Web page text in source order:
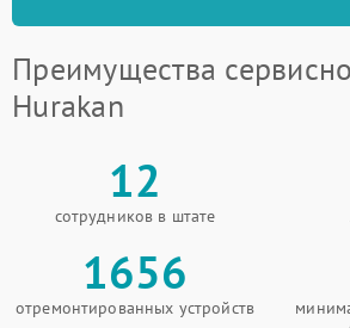
Преимущества
Hurakan
12
сотрудников в штате
1656
отремонтированных устройств